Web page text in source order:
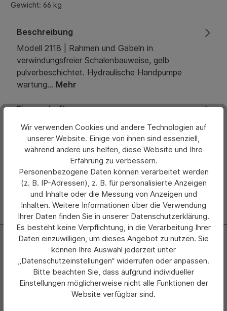
Gewicht: 66 kg
Beschreibung
Modell 2118 | Rahmen und Gabeln in
verwindungsfreier Schalenbauweise, gelb
pulverbeschichtet. Hydraulische Handpumpe
wartung… Mehr
Eigenschaften
Bewertungen
Newsletter
Abonnieren Sie jetzt einfach unseren regelmäßig
erscheinenden Newsletter und Sie werden stets als Erster
über neue Produkte und Angebote informiert.
Wir verwenden Cookies und andere Technologien auf
unserer Website. Einige von ihnen sind essenziell,
während andere uns helfen, diese Website und Ihre
Erfahrung zu verbessern.
Personenbezogene Daten können verarbeitet werden
(z. B. IP-Adressen), z. B. für personalisierte Anzeigen
und Inhalte oder die Messung von Anzeigen und
Inhalten. Weitere Informationen über die Verwendung
Ihrer Daten finden Sie in unserer Datenschutzerklärung.
Es besteht keine Verpflichtung, in die Verarbeitung Ihrer
Daten einzuwilligen, um dieses Angebot zu nutzen. Sie
können Ihre Auswahl jederzeit unter
„Datenschutzeinstellungen“ widerrufen oder anpassen.
Bitte beachten Sie, dass aufgrund individueller
Einstellungen möglicherweise nicht alle Funktionen der
Website verfügbar sind.